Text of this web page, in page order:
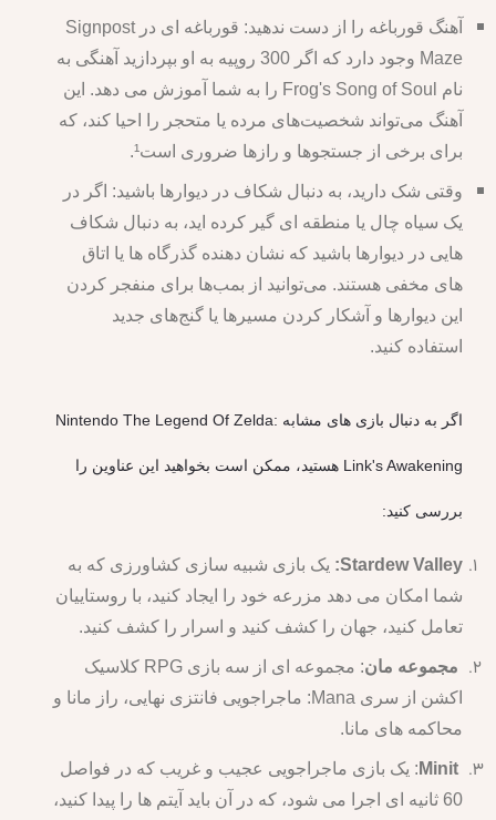
آهنگ قورباغه را از دست ندهید: قورباغه ای در Signpost
Maze وجود دارد که اگر 300 روپیه به او بپردازید آهنگی به
نام Frog's Song of Soul را به شما آموزش می دهد. این
آهنگ می‌تواند شخصیت‌های مرده یا متحجر را احیا کند، که
برای برخی از جستجوها و رازها ضروری است¹.
وقتی شک دارید، به دنبال شکاف در دیوارها باشید: اگر در
یک سیاه چال یا منطقه ای گیر کرده اید، به دنبال شکاف
هایی در دیوارها باشید که نشان دهنده گذرگاه ها یا اتاق
های مخفی هستند. می‌توانید از بمب‌ها برای منفجر کردن
این دیوارها و آشکار کردن مسیرها یا گنج‌های جدید
استفاده کنید.
اگر به دنبال بازی های مشابه Nintendo The Legend Of Zelda:
Link's Awakening هستید، ممکن است بخواهید این عناوین را
بررسی کنید:
Stardew Valley: یک بازی شبیه سازی کشاورزی که به
شما امکان می دهد مزرعه خود را ایجاد کنید، با روستاییان
تعامل کنید، جهان را کشف کنید و اسرار را کشف کنید.
مجموعه مان
: مجموعه ای از سه بازی RPG کلاسیک
اکشن از سری Mana: ماجراجویی فانتزی نهایی، راز مانا و
محاکمه های مانا.
Minit : یک بازی ماجراجویی عجیب و غریب که در فواصل
60 ثانیه ای اجرا می شود، که در آن باید آیتم ها را پیدا کنید،